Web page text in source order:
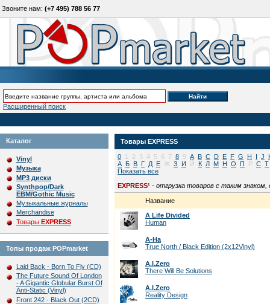
Звоните нам: (+7 495) 788 56 77
Расширенный поиск
Каталог
Vinyl
Музыка
MP3 диски
Synthpop/Dark
EBM/Gothic Music
Музыкальные журналы
Merchandise
Товары EXPRESS
Топы продаж POPmarket
Laid Back - Born To Fly (CD)
The Future Sound Of London
- A Gigantic Globular Burst Of
Anti-Static (Vinyl)
Front 242 - Black Out (2CD)
Товары EXPRESS
0 1 2 3 4 5 6 7 8 9 A B C D E F G H I J
А Б В Г Д Е Ж З И Й К Л М Н О П Р С Т
Показать все
EXPRESS¹ - отгрузка товаров с таким
Название
A Life Divided
Human
A-Ha
True North / Black Edition (2x12Vinyl)
A.I.Zero
There Will Be Solutions
A.I.Zero
Reality Design